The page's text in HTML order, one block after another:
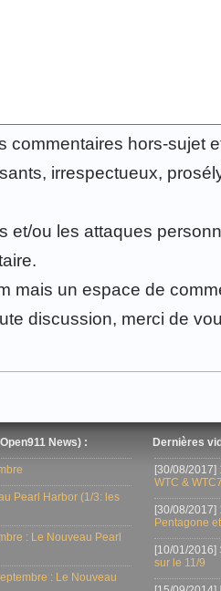
commentaires hors-sujet
irrespectueux,
et/ou les attaques
mais un espace de
discussion, merci de
News) :
Pearl Harbor (1/3: les
: Le Nouveau Pearl
: Le Nouveau
Dernières
[30/08/2017]
WTC &
[30/08/2017]
Pentagone
[10/01/2016]
sur le 11/9